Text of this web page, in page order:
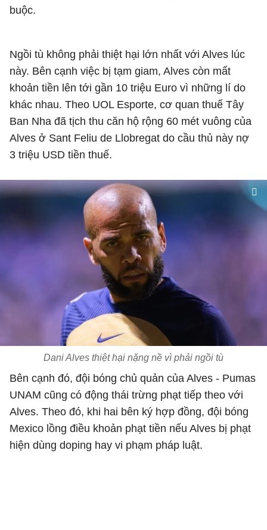
buộc.
Ngồi tù không phải thiệt hại lớn nhất với Alves lúc
này. Bên cạnh việc bị tạm giam, Alves còn mất
khoản tiền lên tới gần 10 triệu Euro vì những lí do
khác nhau. Theo UOL Esporte, cơ quan thuế Tây
Ban Nha đã tịch thu căn hộ rộng 60 mét vuông của
Alves ở Sant Feliu de Llobregat do cầu thủ này nợ
3 triệu USD tiền thuế.
Dani Alves thiệt hại nặng nề vì phải ngồi tù
Bên cạnh đó, đội bóng chủ quản của Alves - Pumas
UNAM cũng có động thái trừng phạt tiếp theo với
Alves. Theo đó, khi hai bên ký hợp đồng, đội bóng
Mexico lồng điều khoản phạt tiền nếu Alves bị phạt
hiện dùng doping hay vi phạm pháp luật.